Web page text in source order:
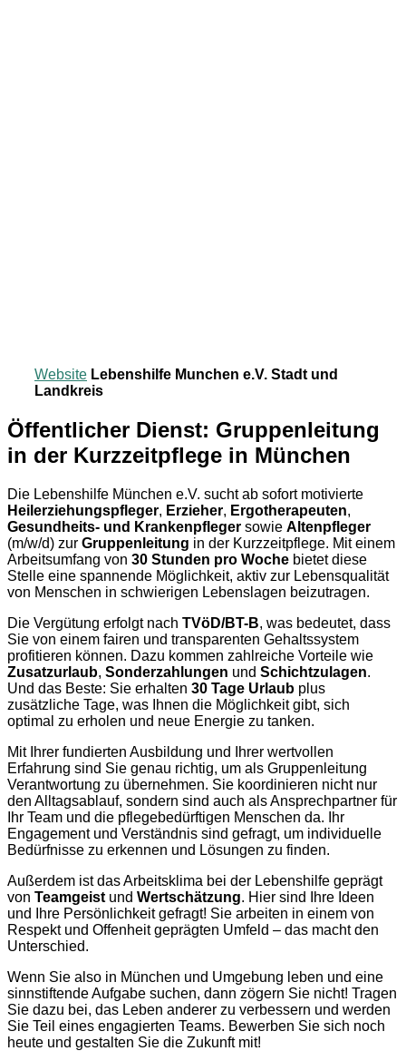
Website Lebenshilfe Munchen e.V. Stadt und
Landkreis
Öffentlicher Dienst: Gruppenleitung
in der Kurzzeitpflege in München
Die Lebenshilfe München e.V. sucht ab sofort motivierte
Heilerziehungspfleger, Erzieher, Ergotherapeuten,
Gesundheits- und Krankenpfleger sowie Altenpfleger
(m/w/d) zur Gruppenleitung in der Kurzzeitpflege. Mit einem
Arbeitsumfang von 30 Stunden pro Woche bietet diese
Stelle eine spannende Möglichkeit, aktiv zur Lebensqualität
von Menschen in schwierigen Lebenslagen beizutragen.
Die Vergütung erfolgt nach TVöD/BT-B, was bedeutet, dass
Sie von einem fairen und transparenten Gehaltssystem
profitieren können. Dazu kommen zahlreiche Vorteile wie
Zusatzurlaub, Sonderzahlungen und Schichtzulagen.
Und das Beste: Sie erhalten 30 Tage Urlaub plus
zusätzliche Tage, was Ihnen die Möglichkeit gibt, sich
optimal zu erholen und neue Energie zu tanken.
Mit Ihrer fundierten Ausbildung und Ihrer wertvollen
Erfahrung sind Sie genau richtig, um als Gruppenleitung
Verantwortung zu übernehmen. Sie koordinieren nicht nur
den Alltagsablauf, sondern sind auch als Ansprechpartner für
Ihr Team und die pflegebedürftigen Menschen da. Ihr
Engagement und Verständnis sind gefragt, um individuelle
Bedürfnisse zu erkennen und Lösungen zu finden.
Außerdem ist das Arbeitsklima bei der Lebenshilfe geprägt
von Teamgeist und Wertschätzung. Hier sind Ihre Ideen
und Ihre Persönlichkeit gefragt! Sie arbeiten in einem von
Respekt und Offenheit geprägten Umfeld – das macht den
Unterschied.
Wenn Sie also in München und Umgebung leben und eine
sinnstiftende Aufgabe suchen, dann zögern Sie nicht! Tragen
Sie dazu bei, das Leben anderer zu verbessern und werden
Sie Teil eines engagierten Teams. Bewerben Sie sich noch
heute und gestalten Sie die Zukunft mit!